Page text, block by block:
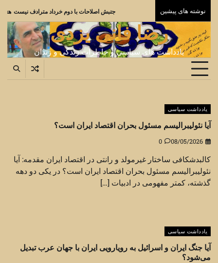
content
نوشته های پیشین جنبش اصلاحات با دوم
رضا فانی یزدی
یادداشت های سیاسی و خاطرات زندگی و زندان
یادداشت سیاسی
آیا نئولیبرالیسم مسئول بحران اقتصاد ایران است؟
08/05/2026
0
کالبدشکافی ساختار غیرمولد و رانتی در اقتصاد ایران مقدمه: آیا
نئولیبرالیسم مسئول بحران اقتصاد ایران است؟ در یکی دو دهه
گذشته، کمتر مفهومی در ادبیات […]
یادداشت سیاسی
آیا جنگ ایران و اسرائیل به رویارویی ایران با جهان عرب تبدیل
می‌شود؟